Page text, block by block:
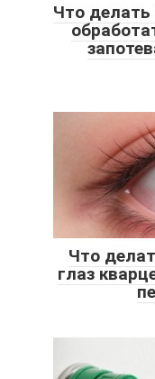
Что делать
Что
глаз